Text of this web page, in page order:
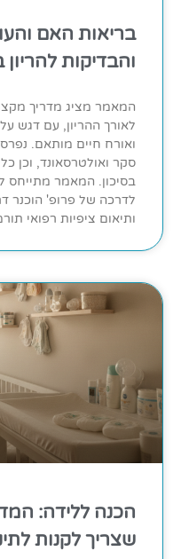
בריאות האם
והבדיקות
המאמר מציג מדריך
לאורך ההריון, עם דגש
ואורח חיים מותאם.
סקר ואולטרסאונד, וכן
בסיכון. המאמר מתייחס
לדרכה של פרופ' הוכנר
ותיאום ציפיות רפואי
הכנה ללידה:
שצריך לקנות